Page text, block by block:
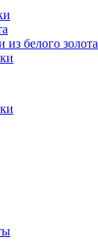
белого золота